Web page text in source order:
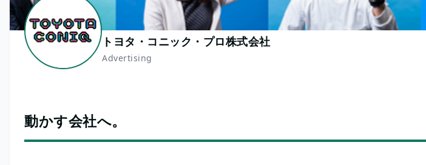
トヨタ・コニック・プロ株式会社
Advertising
動かす会社へ。